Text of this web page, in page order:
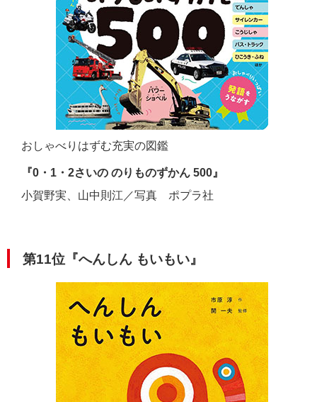
おしゃべりはずむ充実の図鑑
『0・1・2さいの のりものずかん 500』
小賀野実、山中則江／写真 ポプラ社
第11位『へんしん もいもい』